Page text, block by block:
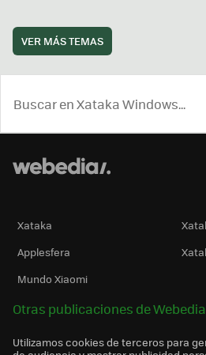
VER MÁS TEMAS
Xataka
Applesfera
Mundo Xiaomi
Otras publicaciones de Webedia
Utilizamos cookies de terceros para